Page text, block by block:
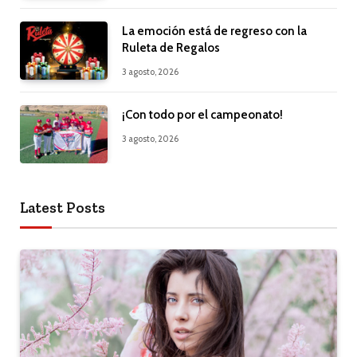
La emoción está de regreso con la
Ruleta de Regalos
3 agosto, 2026
¡Con todo por el campeonato!
3 agosto, 2026
Latest Posts